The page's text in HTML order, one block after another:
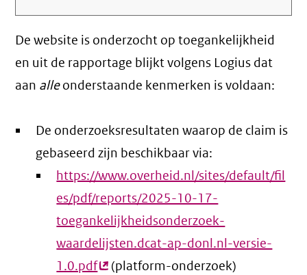
De website is onderzocht op toegankelijkheid
en uit de rapportage blijkt volgens Logius dat
aan alleonderstaande kenmerken is voldaan:
De onderzoeksresultaten waarop de claim is
gebaseerd zijn beschikbaar via:
https://www.overheid.nl/sites/default/fil
es/pdf/reports/2025-10-17-
toegankelijkheidsonderzoek-
waardelijsten.dcat-ap-donl.nl-versie-
1.0.pdf(externe
(platform-onderzoek)